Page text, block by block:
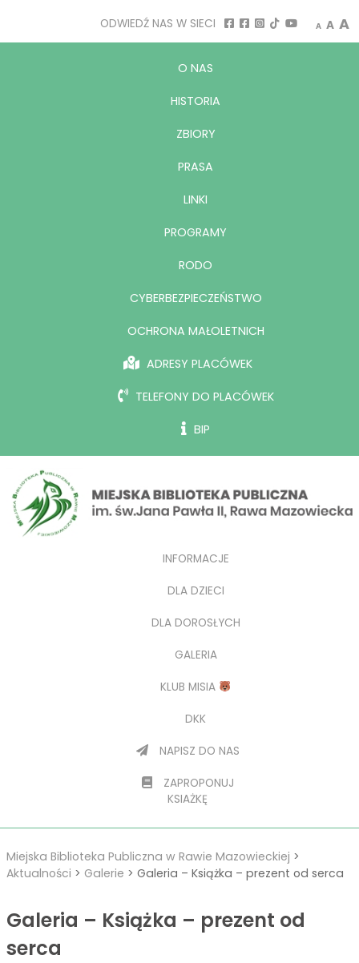
ODWIEDŹ NAS W SIECI A A A
O NAS
HISTORIA
ZBIORY
PRASA
LINKI
PROGRAMY
RODO
CYBERBEZPIECZEŃSTWO
OCHRONA MAŁOLETNICH
ADRESY PLACÓWEK
TELEFONY DO PLACÓWEK
BIP
INFORMACJE
DLA DZIECI
DLA DOROSŁYCH
GALERIA
KLUB MISIA
DKK
NAPISZ DO NAS
ZAPROPONUJ
KSIAŻKĘ
Miejska Biblioteka Publiczna w Rawie Mazowieckiej >
Aktualności > Galerie > Galeria – Książka – prezent od serca
Galeria – Książka – prezent od
serca